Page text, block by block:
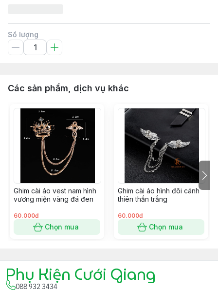
Số lượng
Các sản phẩm, dịch vụ khác
Ghim cài áo vest nam hình
vương miện vàng đá đen
60.000đ
Chọn mua
Ghim cài áo hình đôi cánh
thiên thần trắng
60.000đ
Chọn mua
Phụ Kiện Cưới Giang
088 932 3434